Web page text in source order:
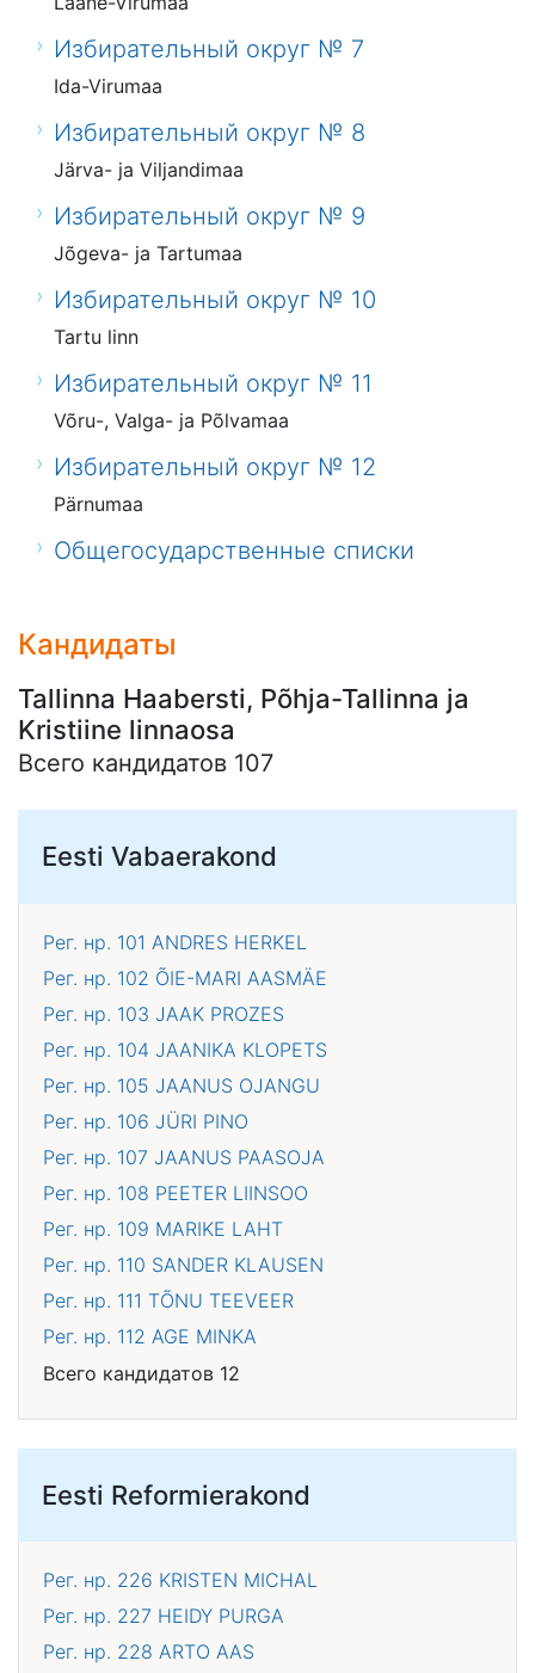
Избирательный округ № 7
Ida-Virumaa
Избирательный округ № 8
Järva- ja Viljandimaa
Избирательный округ № 9
Jõgeva- ja Tartumaa
Избирательный округ № 10
Tartu linn
Избирательный округ № 11
Võru-, Valga- ja Põlvamaa
Избирательный округ № 12
Pärnumaa
Общегосударственные списки
Кандидаты
Tallinna Haabersti, Põhja-Tallinna ja
Kristiine linnaosa
Всего кандидатов 107
Eesti Vabaerakond
Рег. нр. 101 ANDRES HERKEL
Рег. нр. 102 ÕIE-MARI AASMÄE
Рег. нр. 103 JAAK PROZES
Рег. нр. 104 JAANIKA KLOPETS
Рег. нр. 105 JAANUS OJANGU
Рег. нр. 106 JÜRI PINO
Рег. нр. 107 JAANUS PAASOJA
Рег. нр. 108 PEETER LIINSOO
Рег. нр. 109 MARIKE LAHT
Рег. нр. 110 SANDER KLAUSEN
Рег. нр. 111 TÕNU TEEVEER
Рег. нр. 112 AGE MINKA
Всего кандидатов 12
Eesti Reformierakond
Рег. нр. 226 KRISTEN MICHAL
Рег. нр. 227 HEIDY PURGA
Рег. нр. 228 ARTO AAS